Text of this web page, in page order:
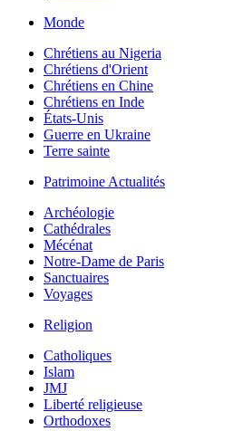
Monde
Chrétiens au Nigeria
Chrétiens d'Orient
Chrétiens en Chine
Chrétiens en Inde
États-Unis
Guerre en Ukraine
Terre sainte
Patrimoine Actualités
Archéologie
Cathédrales
Mécénat
Notre-Dame de Paris
Sanctuaires
Voyages
Religion
Catholiques
Islam
JMJ
Liberté religieuse
Orthodoxes